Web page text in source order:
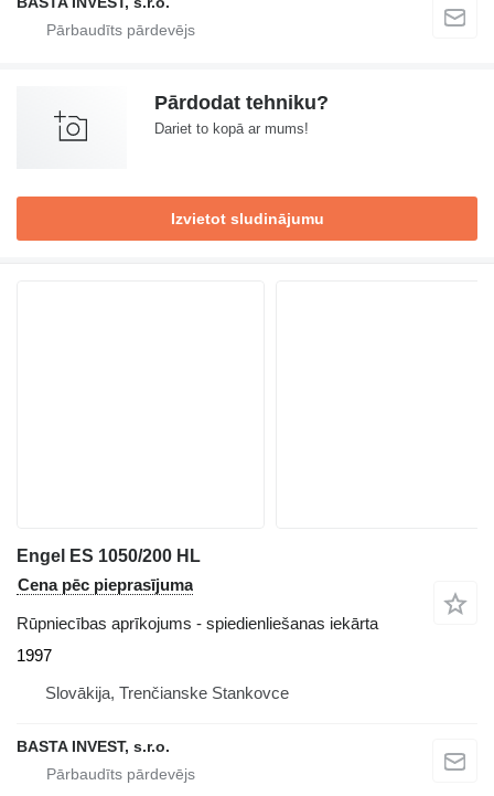
Pārdodat tehniku?
Dariet to kopā ar mums!
Izvietot sludinājumu
Engel ES 1050/200 HL
Cena pēc pieprasījuma
Rūpniecības aprīkojums - spiedienliešanas iekārta
1997
Slovākija, Trenčianske Stankovce
BASTA INVEST, s.r.o.